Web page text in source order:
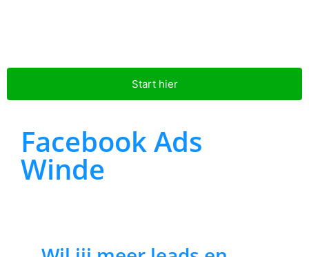
Start hier
Facebook Ads
Winde